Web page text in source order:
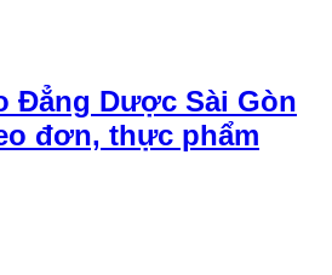
Đẳng Dược Sài Gòn
đơn, thực phẩm